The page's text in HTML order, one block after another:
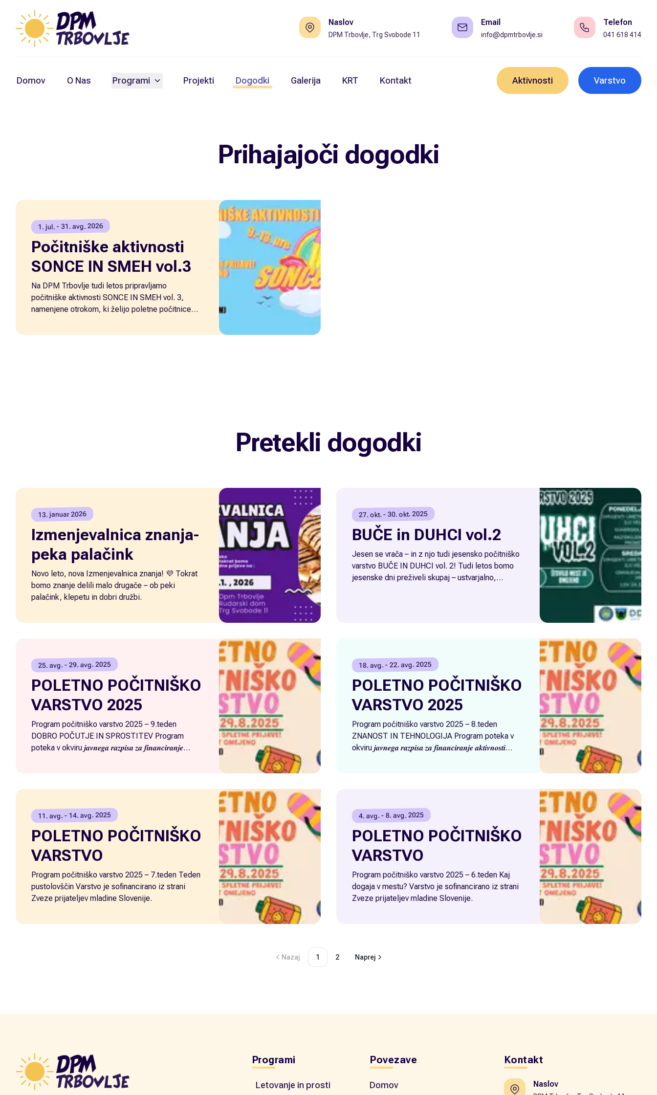
Naslov
DPM Trbovlje, Trg Svobode 11
Email
info@dpmtrbovlje.si
Telefon
041 618 414
Domov O Nas Programi Projekti Dogodki Galerija KRT Kontakt Aktivnosti Varstvo
Prihajajoči dogodki
1. jul. - 31. avg. 2026
Počitniške aktivnosti
SONCE IN SMEH vol.3
Na DPM Trbovlje tudi letos pripravljamo
počitniške aktivnosti SONCE IN SMEH vol. 3,
namenjene otrokom, ki želijo poletne počitnice
družbi. Počitniške aktivnosti potekajo od 1. 7. do
Pretekli dogodki
13. januar 2026
Izmenjevalnica znanja-
peka palačink
Novo leto, nova Izmenjevalnica znanja! 💜 Tokrat
bomo znanje delili malo drugače – ob peki
palačink, klepetu in dobri družbi.
27. okt. - 30. okt. 2025
BUČE in DUHCI vol.2
Jesen se vrača – in z njo tudi jesensko počitniško
varstvo BUČE IN DUHCI vol. 2! Tudi letos bomo
jesenske dni preživeli skupaj – ustvarjalno,
25. avg. - 29. avg. 2025
POLETNO POČITNIŠKO
VARSTVO 2025
Program počitniško varstvo 2025 – 9.teden
DOBRO POČUTJE IN SPROSTITEV Program
poteka v okviru 𝒋𝒂𝒗𝒏𝒆𝒈𝒂 𝒓𝒂𝒛𝒑𝒊𝒔𝒂 𝒛𝒂 𝒇𝒊𝒏𝒂𝒏𝒄𝒊𝒓𝒂𝒏𝒋𝒆
18. avg. - 22. avg. 2025
POLETNO POČITNIŠKO
VARSTVO 2025
Program počitniško varstvo 2025 – 8.teden
ZNANOST IN TEHNOLOGIJA Program poteka v
okviru 𝒋𝒂𝒗𝒏𝒆𝒈𝒂 𝒓𝒂𝒛𝒑𝒊𝒔𝒂 𝒛𝒂 𝒇𝒊𝒏𝒂𝒏𝒄𝒊𝒓𝒂𝒏𝒋𝒆 𝒂𝒌𝒕𝒊𝒗𝒏𝒐𝒔𝒕𝒊
11. avg. - 14. avg. 2025
POLETNO POČITNIŠKO
VARSTVO
Program počitniško varstvo 2025 – 7.teden Teden
pustolovščin Varstvo je sofinancirano iz strani
Zveze prijateljev mladine Slovenije.
4. avg. - 8. avg. 2025
POLETNO POČITNIŠKO
VARSTVO
Program počitniško varstvo 2025 – 6.teden Kaj
dogaja v mestu? Varstvo je sofinancirano iz strani
Zveze prijateljev mladine Slovenije.
Nazaj 1 2 Naprej
Programi
Letovanje in prosti
Povezave
Domov
Kontakt
Naslov